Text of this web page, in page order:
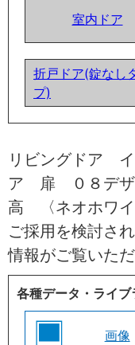
室内ドア
折戸ドア(錠なし
プ)
リビングドア
ア 扉 ０８デ
高 〈ネオホワ
ご採用を検討さ
情報がご覧いた
各種データ・ライブ
画像